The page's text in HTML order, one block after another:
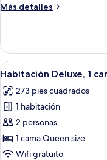
1Más detalles
Más
individual
tradicional,
1
matrimonial
Abrir
todas
las
fotos
de
Habitación
Deluxe,
2
Habitación Deluxe, 1
273 pies cuadrados
1 habitación
2 personas
1 cama Queen size
Wifi gratuito